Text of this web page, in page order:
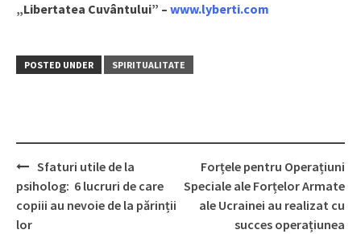
„Libertatea Cuvântului” – www.lyberti.com
POSTED UNDER SPIRITUALITATE
Post
navigation
Sfaturi utile de la
psiholog: 6 lucruri de care
copiii au nevoie de la părinții
lor
Forțele pentru Operațiuni
Speciale ale Forțelor Armate
ale Ucrainei au realizat cu
succes operațiunea